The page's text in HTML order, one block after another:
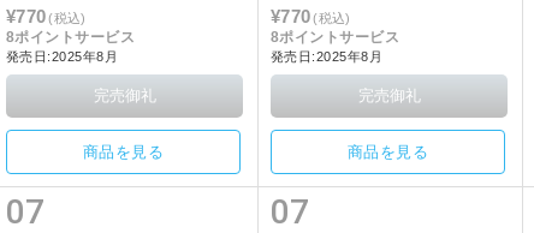
¥770 (税込)
8ポイントサービス
発売日:2025年8月
商品を見る
¥770 (税込)
8ポイントサービス
発売日:2025年8月
商品を見る
07 07